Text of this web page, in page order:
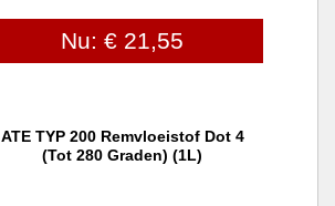
Nu: € 21,55
ATE TYP 200 Remvloeistof Dot 4
(tot 280 Graden) (1L)